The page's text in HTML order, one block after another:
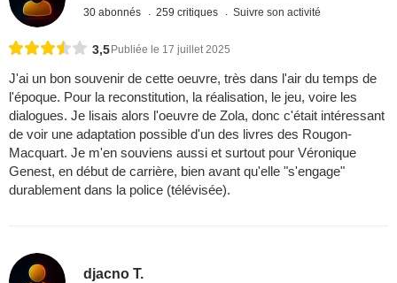
30 abonnés 259 critiques Suivre son activité
3,5 Publiée le 17 juillet 2025
J'ai un bon souvenir de cette oeuvre, très dans l'air du temps de
l'époque. Pour la reconstitution, la réalisation, le jeu, voire les
dialogues. Je lisais alors l'oeuvre de Zola, donc c'était intéressant
de voir une adaptation possible d'un des livres des Rougon-
Macquart. Je m'en souviens aussi et surtout pour Véronique
Genest, en début de carrière, bien avant qu'elle "s'engage"
durablement dans la police (télévisée).
djacno T.